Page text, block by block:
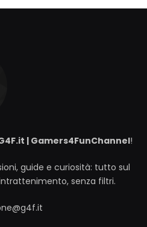
| Gamers4FunChannel!
guide e curiosità: tutto sul
senza filtri.